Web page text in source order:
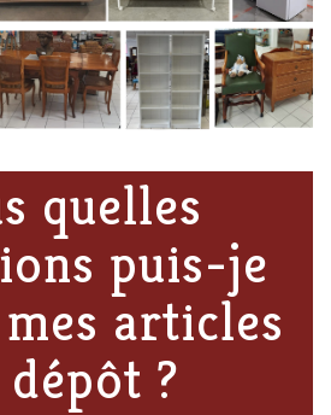
quelles
puis-je
articles
?